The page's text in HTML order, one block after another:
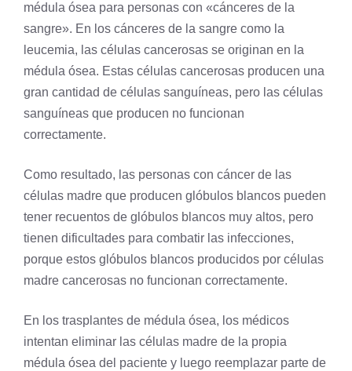
médula ósea para personas con «cánceres de la
sangre». En los cánceres de la sangre como la
leucemia, las células cancerosas se originan en la
médula ósea. Estas células cancerosas producen una
gran cantidad de células sanguíneas, pero las células
sanguíneas que producen no funcionan
correctamente.
Como resultado, las personas con cáncer de las
células madre que producen glóbulos blancos pueden
tener recuentos de glóbulos blancos muy altos, pero
tienen dificultades para combatir las infecciones,
porque estos glóbulos blancos producidos por células
madre cancerosas no funcionan correctamente.
En los trasplantes de médula ósea, los médicos
intentan eliminar las células madre de la propia
médula ósea del paciente y luego reemplazar parte de